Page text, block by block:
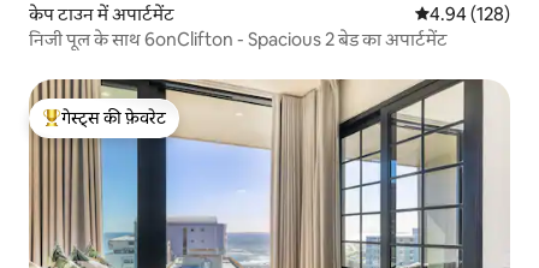
केप टाउन में अपार्टमेंट औसत रेटिंग 5 में से
4.94 (128)
निजी पूल के साथ 6onClifton - Spacious 2 बेड का अपार्टमेंट
गेस्ट्स का टॉप फ़ेवरेट
गेस्ट्स की फ़ेवरेट